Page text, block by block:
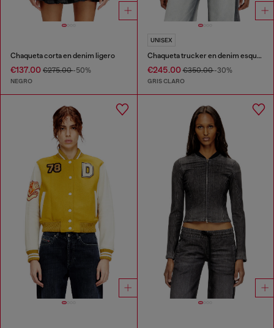
Chaqueta corta en denim ligero
€137.00 €275.00-50%
NEGRO
UNISEX
Chaqueta trucker en denim esqueleto suave
€245.00€350.00-30%
GRIS CLARO